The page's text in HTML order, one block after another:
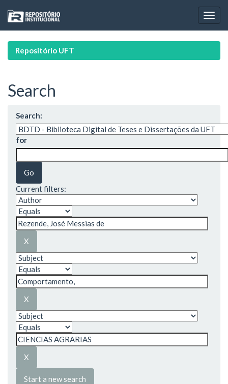
navigation
Repositório UFT
Search
Search:
for
Current filters:
Start a new search